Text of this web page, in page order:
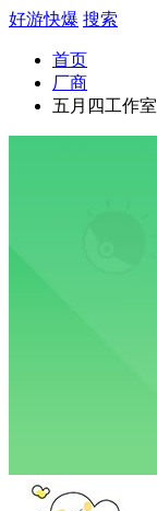
好游快爆 搜索
首页
厂商
五月四工作室